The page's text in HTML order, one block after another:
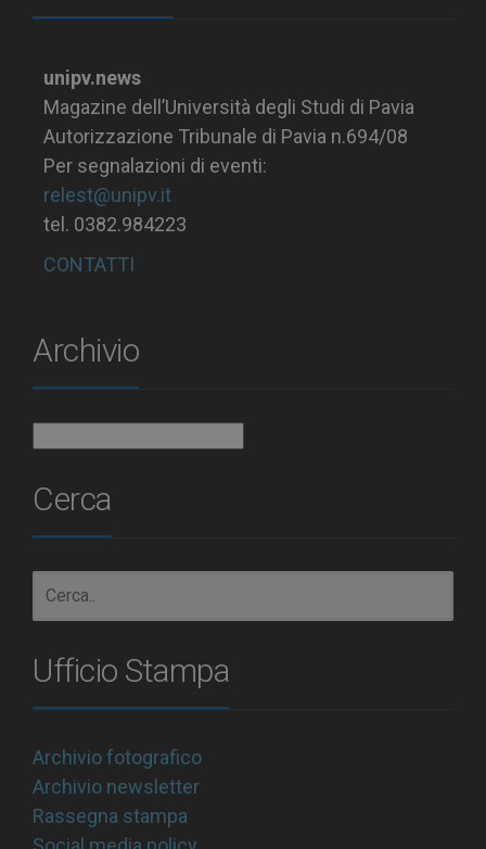
unipv.news
Magazine dell’Università degli Studi di Pavia
Autorizzazione Tribunale di Pavia n.694/08
Per segnalazioni di eventi:
relest@unipv.it
tel. 0382.984223
CONTATTI
Archivio
Cerca
Ufficio Stampa
Archivio fotografico
Archivio newsletter
Rassegna stampa